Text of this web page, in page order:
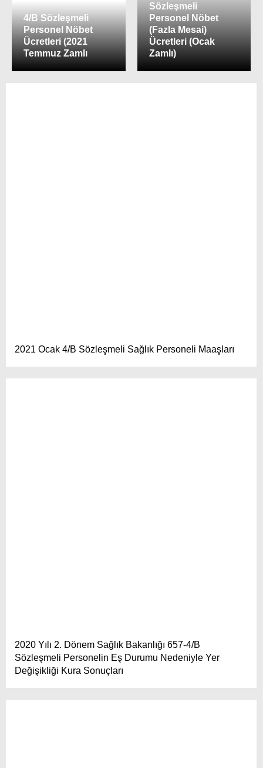
4/B Sözleşmeli
Personel Nöbet
Ücretleri (2021
Temmuz Zamlı
Sözleşmeli
Personel Nöbet
(Fazla Mesai)
Ücretleri (Ocak
Zamlı)
2021 Ocak 4/B Sözleşmeli Sağlık Personeli Maaşları
2020 Yılı 2. Dönem Sağlık Bakanlığı 657-4/B
Sözleşmeli Personelin Eş Durumu Nedeniyle Yer
Değişikliği Kura Sonuçları